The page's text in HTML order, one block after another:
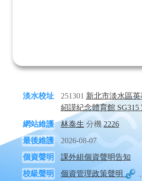
淡水校址 251301 新北市淡水區英
紹謨紀念體育館 SG315
網站維護
林泰生 分機 2226
最後維護
2026-08-07
個資聲明
課外組個資聲明告知
校級聲明
個資管理政策聲明 、